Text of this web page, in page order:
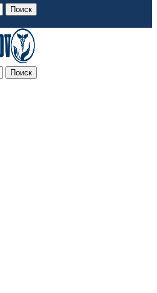
Поиск
Поиск